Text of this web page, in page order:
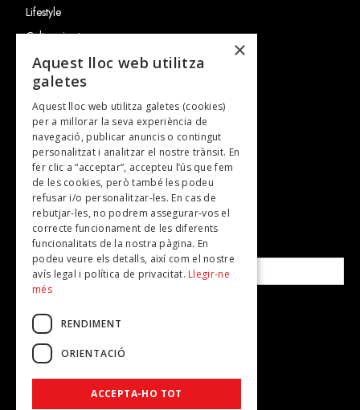
Lifestyle
Cultura i art
Entrevistes
Gastronomia
TV
Plans per fer
Revistes
SUBSCRIU-TE A LA NOSTRA NEWSLETTER!
Correu electrònic*
Accepto lapolítica de privacitat
×
Aquest lloc web utilitza
galetes
Aquest lloc web utilitza galetes (cookies)
per a millorar la seva experiència de
navegació, publicar anuncis o contingut
personalitzat i analitzar el nostre trànsit. En
fer clic a “acceptar”, accepteu l’ús que fem
de les cookies, però també les podeu
refusar i/o personalitzar-les. En cas de
rebutjar-les, no podrem assegurar-vos el
correcte funcionament de les diferents
funcionalitats de la nostra pàgina. En
podeu veure els detalls, així com el nostre
avís legal i política de privacitat. Llegir-ne
més
RENDIMENT
ORIENTACIÓ
ACCEPTA-HO TOT